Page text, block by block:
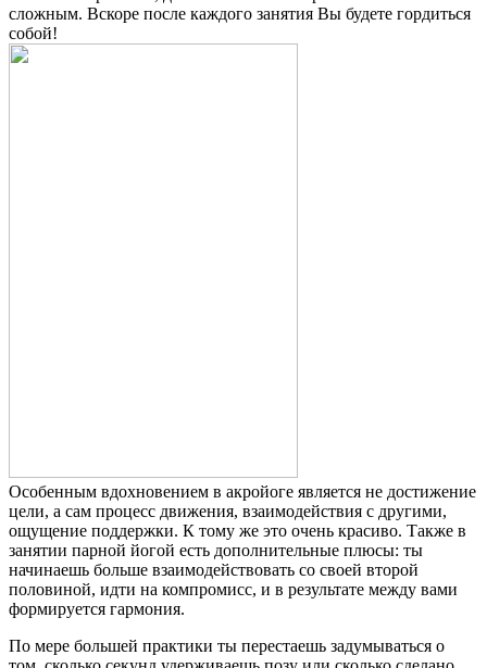
сложным. Вскоре после каждого занятия Вы будете гордиться
собой!
Особенным вдохновением в акройоге является не достижение
цели, а сам процесс движения, взаимодействия с другими,
ощущение поддержки. К тому же это очень красиво. Также в
занятии парной йогой есть дополнительные плюсы: ты
начинаешь больше взаимодействовать со своей второй
половиной, идти на компромисс, и в результате между вами
формируется гармония.
По мере большей практики ты перестаешь задумываться о